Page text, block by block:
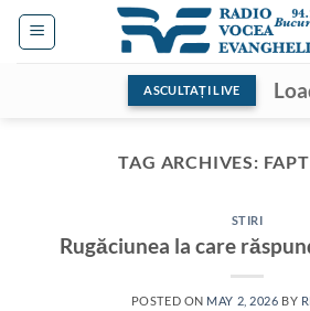
Skip
ASCULTAȚI LIVE
TAG ARCHIVES:
STIRI
Rugăciunea la care
POSTED ON MAY 2, 2026 BY